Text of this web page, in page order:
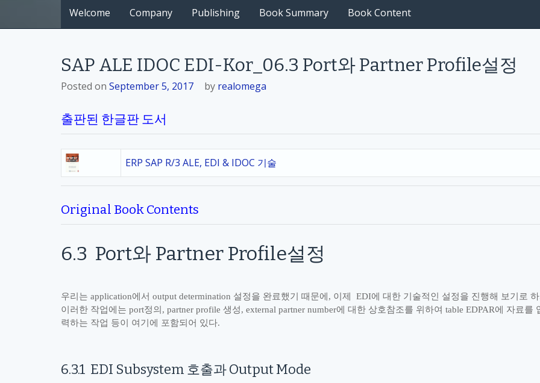
Welcome Company Publishing Book Summary Book Content
SAP ALE IDOC EDI-Kor_06.3 Port와 Partner Profile설정
Posted on September 5, 2017 by realomega
출판된 한글판 도서
ERP SAP R/3 ALE, EDI & IDOC 기술
Original Book Contents
6.3 Port와 Partner Profile설정
우리는 application에서 output determination 설정을 완료했기 때문에 , 이제 EDI에 대한 기술적인 설정을 진행해 보기로
이러한 작업에는 port정의 , partner profile 생성, external partner number에 대한 상호참조를 위하여 table EDPAR에 자료를
력하는 작업 등이 여기에 포함되어 있다.
6.3.1 EDI Subsystem호출과Output Mode